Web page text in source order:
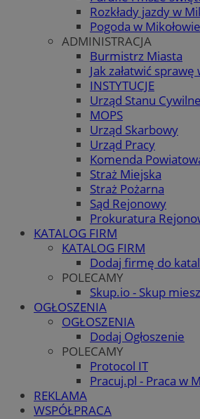
Rozkłady jazdy w
Pogoda w Mikołowie
ADMINISTRACJA
Burmistrz Miasta
Jak załatwić
INSTYTUCJE
Urząd Stanu
MOPS
Urząd Skarbowy
Urząd Pracy
Komenda
Straż Miejska
Straż Pożarna
Sąd Rejonowy
Prokuratura
KATALOG FIRM
KATALOG FIRM
Dodaj firmę do
POLECAMY
Skup.io - Skup
OGŁOSZENIA
OGŁOSZENIA
Dodaj Ogłoszenie
POLECAMY
Protocol IT
Pracuj.pl - Praca w
REKLAMA
WSPÓŁPRACA